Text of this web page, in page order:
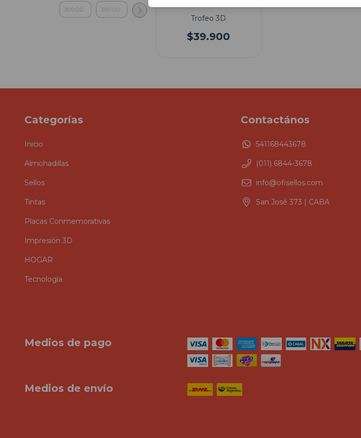
Trofeo 3D
$39.900
Categorías
Inicio
Almohadillas
Sellos
Tintas
Placas Conmemorativas
Impresión 3D
HOGAR
Tecnología
Contactános
541168443678
(011) 6844-3678
info@ofisellos.com
San José 373 | CABA
Medios de pago
Medios de envío